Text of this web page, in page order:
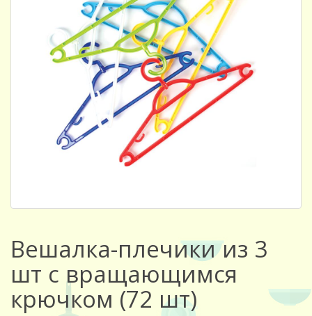
Вешалка-плечики из 3
шт с вращающимся
крючком (72 шт)